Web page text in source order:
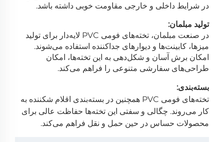
در شرایط داخلی و خارجی مقاومت خوبی داشته باشد.
تولید مبلمان:
در صنعت مبلمان، تخته‌های فومی PVC لایه‌دار برای تولید
میزها، کابینت‌ها و دیوارهای جداکننده استفاده می‌شوند.
امکان برش آسان و شکل‌دهی به این تخته‌ها، امکان
طراحی‌های سفارشی متنوعی را فراهم می‌کند.
بسته‌بندی:
تخته‌های فومی PVC همچنین در بسته‌بندی اقلام شکننده به
کار می‌روند. چگالی و سفتی این تخته‌ها حفاظت عالی برای
محصولات حساس در حین حمل و نقل فراهم می‌کند.